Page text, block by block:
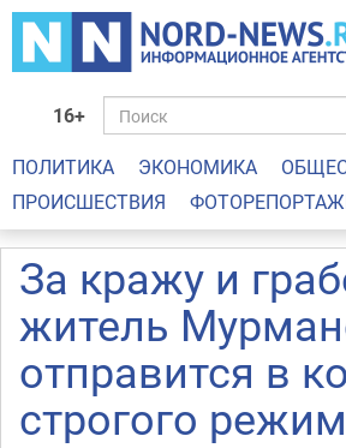
16+
ПОЛИТИКА ЭКОНОМИКА
ПРОИСШЕСТВИЯ
За кражу и
житель
отправится в
строгого